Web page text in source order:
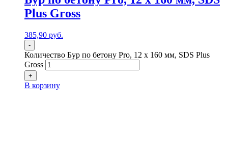
Plus Gross
385,90 руб.
-
Количество Бур по бетону Pro, 12 х 160 мм, SDS Plus
Gross
+
В корзину